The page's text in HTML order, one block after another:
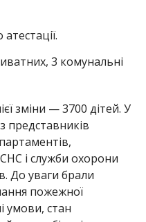
3 комунальні
зміни — 3700 дітей. У
представників
і служби охорони
До уваги брали
пожежної
умови, стан